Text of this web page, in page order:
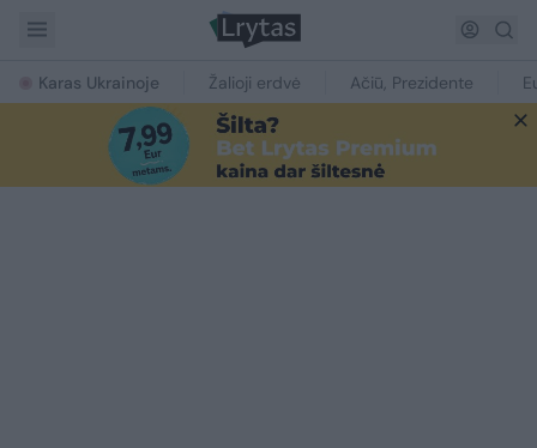
Karas Ukrainoje Žalioji erdvė Ačiū, Prezidente